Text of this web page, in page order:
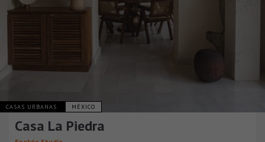
CASAS URBANAS MÉXICO
Casa La Piedra